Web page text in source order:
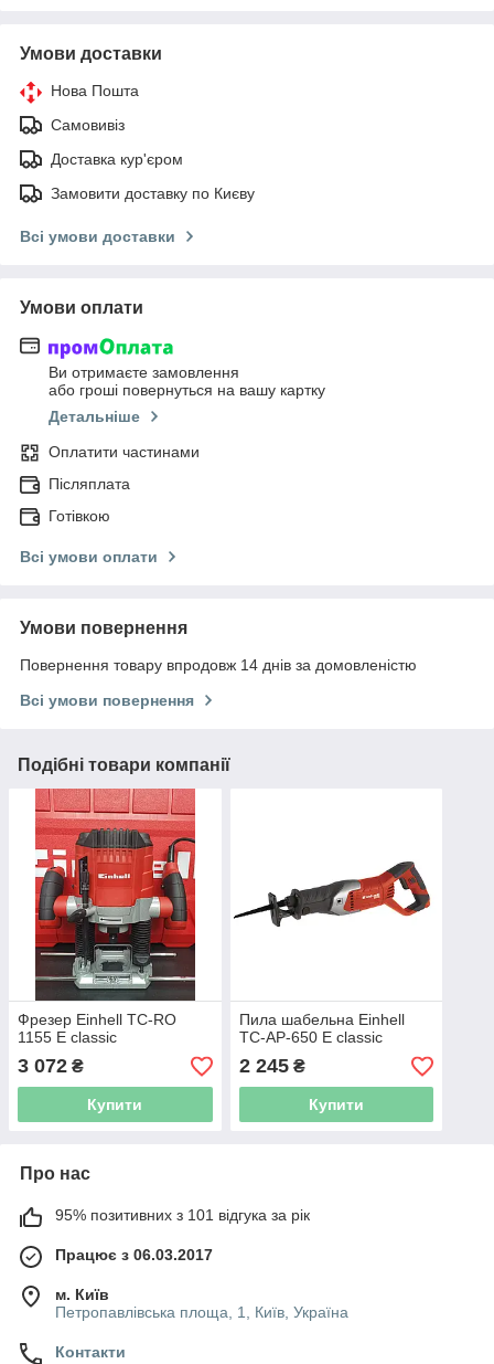
Умови доставки
Нова Пошта
Самовивіз
Доставка кур'єром
Замовити доставку по Києву
Всі умови доставки
Умови оплати
Ви отримаєте замовлення
або гроші повернуться на вашу картку
Детальніше
Оплатити частинами
Післяплата
Готівкою
Всі умови оплати
Умови повернення
Повернення товару впродовж 14 днів за домовленістю
Всі умови повернення
Подібні товари компанії
Фрезер Einhell TC-RO
1155 E classic
3 072 ₴
Купити
Пила шабельна Einhell
TC-AP-650 E classic
2 245₴
Купити
Про нас
95% позитивних з 101 відгука за рік
Працює з 06.03.2017
м. Київ
Петропавлівська площа, 1, Київ, Україна
Контакти